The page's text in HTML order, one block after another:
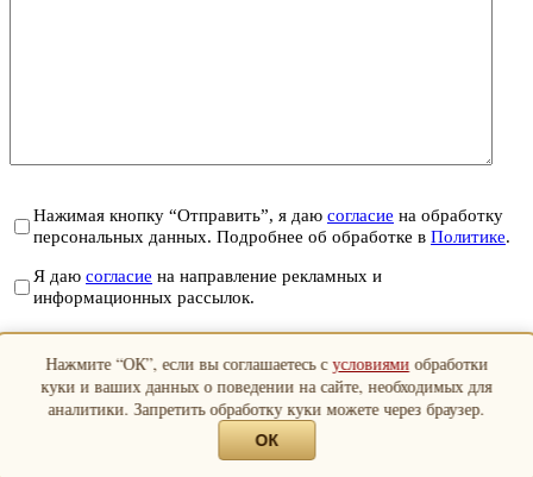
Нажимая кнопку “Отправить”, я даю согласие на обработку
персональных данных. Подробнее об обработке в Политике.
Я даю согласие на направление рекламных и
информационных рассылок.
Отправить
Закрыть
Нажмите “ОК”, если вы соглашаетесь сусловиями обработки
куки и ваших данных о поведении на сайте, необходимых для
аналитики. Запретить обработку куки можете через браузер.
ОК